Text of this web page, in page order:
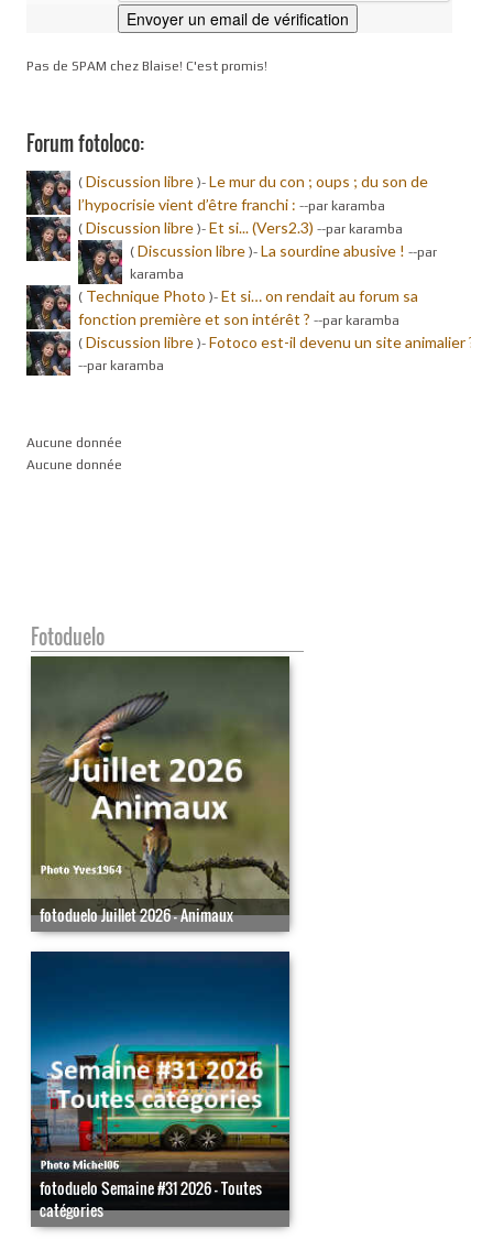
Pas de SPAM chez Blaise! C'est promis!
Forum fotoloco:
( Discussion libre )- Le mur du con ; oups ; du son de
l’hypocrisie vient d’être franchi : --par karamba
( Discussion libre )- Et si... (Vers2.3) --par karamba
( Discussion libre )- La sourdine abusive ! --par
karamba
( Technique Photo )- Et si… on rendait au forum sa
fonction première et son intérêt ? --par karamba
( Discussion libre )- Fotoco est-il devenu un site animalier ?
--par karamba
Aucune donnée
Aucune donnée
Fotoduelo
fotoduelo Juillet 2026 - Animaux
fotoduelo Semaine #31 2026 - Toutes
catégories